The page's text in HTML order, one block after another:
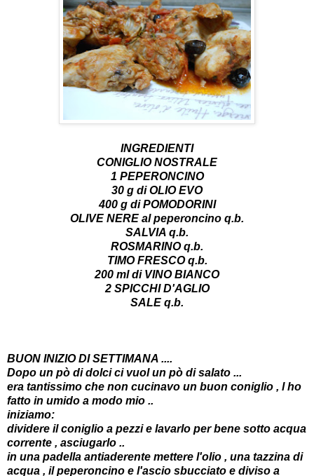
INGREDIENTI
CONIGLIO NOSTRALE
1 PEPERONCINO
30 g di OLIO EVO
400 g di POMODORINI
OLIVE NERE al peperoncino q.b.
SALVIA q.b.
ROSMARINO q.b.
TIMO FRESCO q.b.
200 ml di VINO BIANCO
2 SPICCHI D'AGLIO
SALE q.b.
BUON INIZIO DI SETTIMANA ....
Dopo un pò di dolci ci vuol un pò di salato ...
era tantissimo che non cucinavo un buon coniglio , l ho
fatto in umido a modo mio ..
iniziamo:
dividere il coniglio a pezzi e lavarlo per bene sotto acqua
corrente , asciugarlo ..
in una padella antiaderente mettere l'olio , una tazzina di
acqua , il peperoncino e l'ascio sbucciato e diviso a